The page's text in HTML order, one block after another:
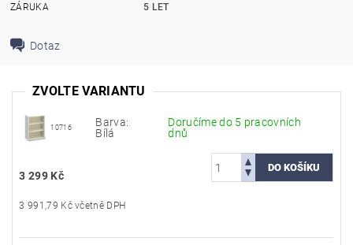
ZÁRUKA
5 LET
Dotaz
ZVOLTE VARIANTU
10716
Barva:
Bílá
Doručíme do 5 pracovních
dnů
3 299 Kč
3 991,79 Kč včetně DPH